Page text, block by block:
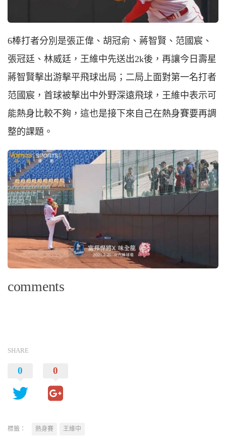
6棒打者分別是張正偉、胡冠俞、蔣智賢、范國宸、
張冠廷、林威廷，王維中先送出2k後，再讓今日壽星
蔣智賢擊出游擊平飛球出局；二局上面對第一名打者
范國宸，首球被擊出中外野深遠飛球，王維中表示可
能熱身比較不夠，這也是接下來自己在熱身賽要再調
整的課題。
comments
SHARE
0 0
標籤： 熱身賽 王維中